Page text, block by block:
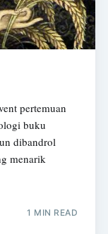
pertemuan
buku
dibandrol
menarik
1 MIN READ